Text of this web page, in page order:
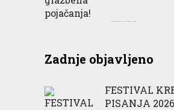
Zadnje objavljeno
FESTIVAL
PISANJA